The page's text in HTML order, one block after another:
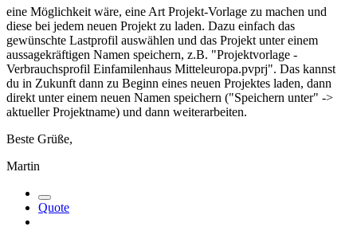
eine Möglichkeit wäre, eine Art Projekt-Vorlage zu machen und
diese bei jedem neuen Projekt zu laden. Dazu einfach das
gewünschte Lastprofil auswählen und das Projekt unter einem
aussagekräftigen Namen speichern, z.B. "Projektvorlage -
Verbrauchsprofil Einfamilenhaus Mitteleuropa.pvprj". Das kannst
du in Zukunft dann zu Beginn eines neuen Projektes laden, dann
direkt unter einem neuen Namen speichern ("Speichern unter" ->
aktueller Projektname) und dann weiterarbeiten.
Beste Grüße,
Martin
Quote